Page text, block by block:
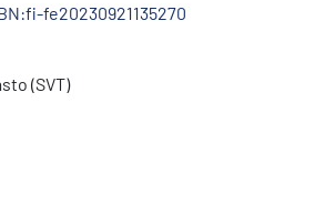
fe20230921135270
(SVT)